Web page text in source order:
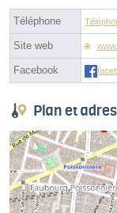
Téléphone
Site web
Facebook
Plan et